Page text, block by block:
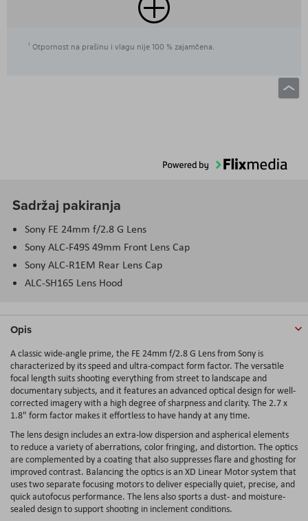
1 Otpornost na prašinu i vlagu nije 100 % zajamčena.
Sadržaj pakiranja
Sony FE 24mm f/2.8 G Lens
Sony ALC-F49S 49mm Front Lens Cap
Sony ALC-R1EM Rear Lens Cap
ALC-SH165 Lens Hood
Opis
A classic wide-angle prime, the FE 24mm f/2.8 G Lens from Sony is
characterized by its speed and ultra-compact form factor. The versatile
focal length suits shooting everything from street to landscape and
documentary subjects, and it features an advanced optical design for well-
corrected imagery with a high degree of sharpness and clarity. The 2.7 x
1.8" form factor makes it effortless to have handy at any time.
The lens design includes an extra-low dispersion and aspherical elements
to reduce a variety of aberrations, color fringing, and distortion. The optics
are complemented by a coating that also suppresses flare and ghosting for
improved contrast. Balancing the optics is an XD Linear Motor system that
uses two separate focusing motors to deliver especially quiet, precise, and
quick autofocus performance. The lens also sports a dust- and moisture-
sealed design to support shooting in inclement conditions.